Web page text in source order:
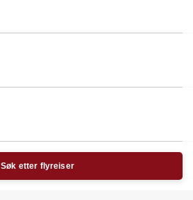
Søk etter flyreiser